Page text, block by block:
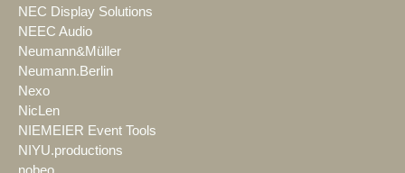
NEC Display Solutions
NEEC Audio
Neumann&Müller
Neumann.Berlin
Nexo
NicLen
NIEMEIER Event Tools
NIYU.productions
nobeo